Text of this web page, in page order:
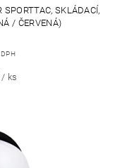
SKLÁDACÍ,
/ ČERVENÁ)
/ ks